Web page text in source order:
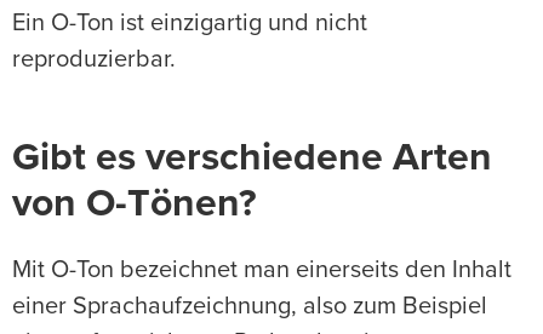
Ein O-Ton ist einzigartig und nicht
reproduzierbar.
Gibt es verschiedene Arten
von O-Tönen?
Mit O-Ton bezeichnet man einerseits den Inhalt
einer Sprachaufzeichnung, also zum Beispiel